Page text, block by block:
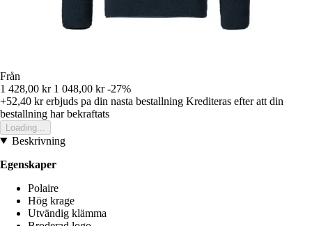
Från
1 428,00 kr 1 048,00 kr -27%
+52,40 krerbjuds pa din nasta bestallning Krediteras efter att din
bestallning har bekraftats
Loading...
Beskrivning
Egenskaper
Polaire
Hög krage
Utvändig klämma